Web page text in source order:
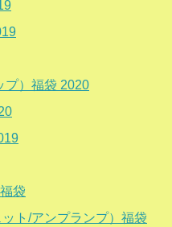
プ）福袋 2020
袋
ト/アンプランプ）福袋